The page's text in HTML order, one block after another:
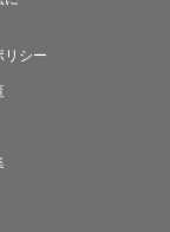
リシー